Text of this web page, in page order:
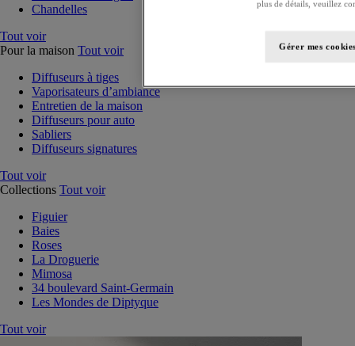
Chandelles
Tout voir
Pour la maison Tout voir
Diffuseurs à tiges
Vaporisateurs d’ambiance
Entretien de la maison
Diffuseurs pour auto
Sabliers
Diffuseurs signatures
Tout voir
Collections Tout voir
Figuier
Baies
Roses
La Droguerie
Mimosa
34 boulevard Saint-Germain
Les Mondes de Diptyque
Tout voir
plus de détails, veuillez
Gérer mes